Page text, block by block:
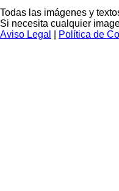
Todas las imágenes y
Si necesita cualquier
Aviso Legal
Política de